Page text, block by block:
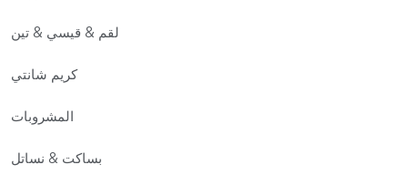
لقم & قيسي & تين
كريم شانتي
المشروبات
بساكت & نساتل